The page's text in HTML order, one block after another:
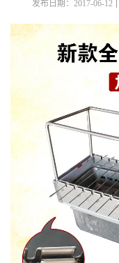
发布日期：2017-06-12